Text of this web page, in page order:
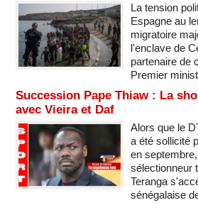
La tension
Espagne au
migratoire
l'enclave de
partenaire de
Premier
Succession Pape Thiaw : La
avec Vieira et Daf
Alors que le
a été sollicité
en
sélectionneur
Teranga
sénégalaise